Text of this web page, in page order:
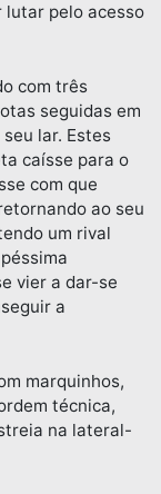
lutar pelo acesso
com três
seguidas em
lar. Estes
caísse para o
com que
ao seu
um rival
vier a dar-se
a
marquinhos,
técnica,
na lateral-